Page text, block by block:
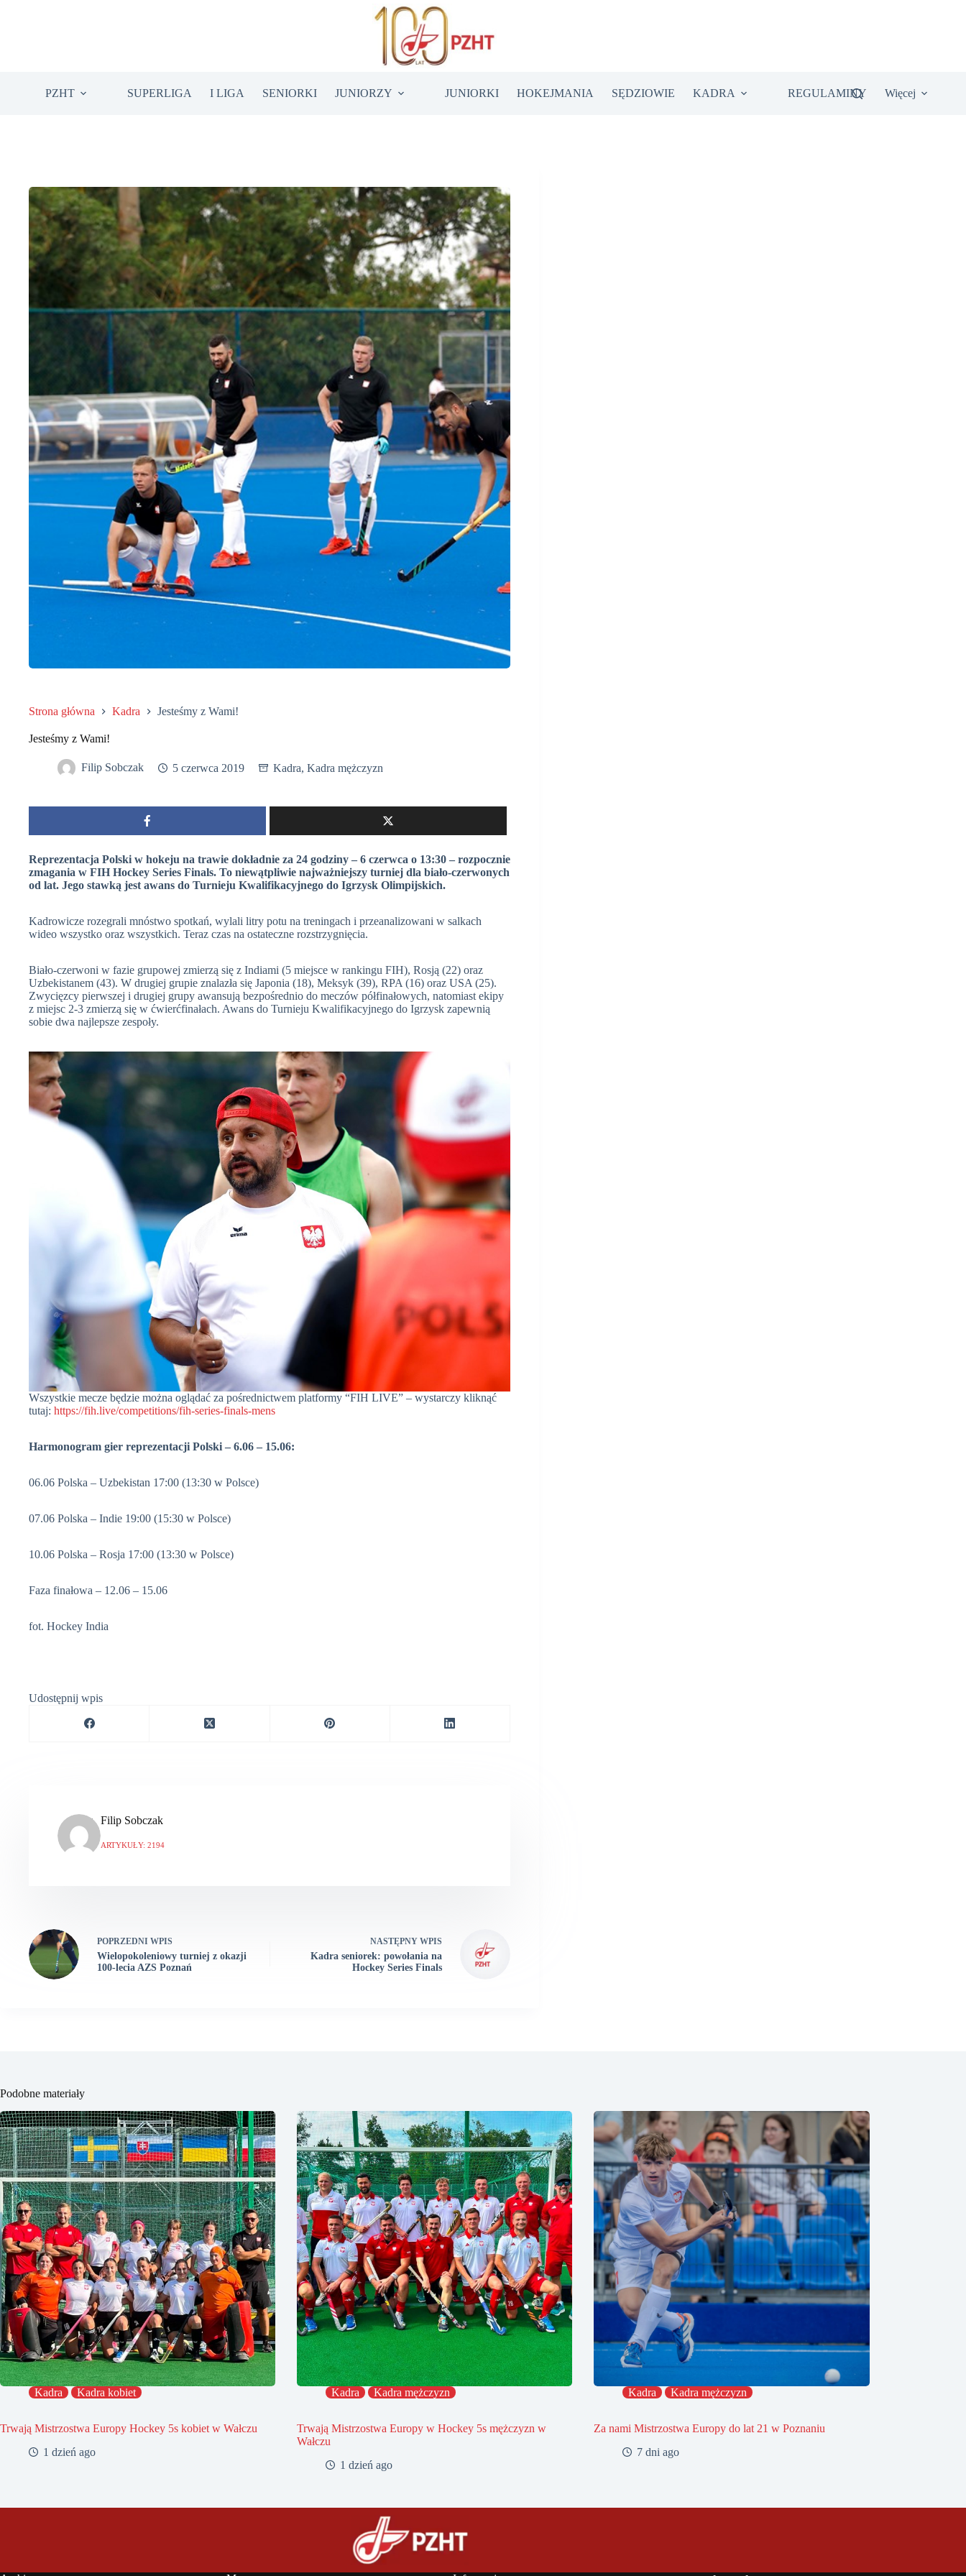
PZHT SUPERLIGA I LIGA SENIORKI JUNIORZY JUNIORKI HOKEJMANIA SĘDZIOWIE KADRA REGULAMINY Więcej
Strona główna Kadra Jesteśmy z Wami!
Jesteśmy z Wami!
Filip Sobczak 5 czerwca 2019 Kadra, Kadra mężczyzn
Reprezentacja Polski w hokeju na trawie dokładnie za 24 godziny – 6 czerwca o 13:30 – rozpocznie
zmagania w FIH Hockey Series Finals. To niewątpliwie najważniejszy turniej dla biało-czerwonych
od lat. Jego stawką jest awans do Turnieju Kwalifikacyjnego do Igrzysk Olimpijskich.
Kadrowicze rozegrali mnóstwo spotkań, wylali litry potu na treningach i przeanalizowani w salkach
wideo wszystko oraz wszystkich. Teraz czas na ostateczne rozstrzygnięcia.
Biało-czerwoni w fazie grupowej zmierzą się z Indiami (5 miejsce w rankingu FIH), Rosją (22) oraz
Uzbekistanem (43). W drugiej grupie znalazła się Japonia (18), Meksyk (39), RPA (16) oraz USA (25).
Zwycięzcy pierwszej i drugiej grupy awansują bezpośrednio do meczów półfinałowych, natomiast ekipy
z miejsc 2-3 zmierzą się w ćwierćfinałach. Awans do Turnieju Kwalifikacyjnego do Igrzysk zapewnią
sobie dwa najlepsze zespoły.
Wszystkie mecze będzie można oglądać za pośrednictwem platformy “FIH LIVE” – wystarczy kliknąć
tutaj: https://fih.live/competitions/fih-series-finals-mens
Harmonogram gier reprezentacji Polski – 6.06 – 15.06:
06.06 Polska – Uzbekistan 17:00 (13:30 w Polsce)
07.06 Polska – Indie 19:00 (15:30 w Polsce)
10.06 Polska – Rosja 17:00 (13:30 w Polsce)
Faza finałowa – 12.06 – 15.06
fot. Hockey India
Udostępnij wpis
Filip Sobczak
ARTYKUŁY: 2194
POPRZEDNI WPIS
Wielopokoleniowy turniej z okazji
100-lecia AZS Poznań
NASTĘPNY WPIS
Kadra seniorek: powołania na
Hockey Series Finals
Podobne materiały
Kadra Kadra kobiet
Trwają Mistrzostwa Europy Hockey 5s kobiet w Wałczu
1 dzień ago
Kadra Kadra mężczyzn
Trwają Mistrzostwa Europy w Hockey 5s mężczyzn w
Wałczu
1 dzień ago
Kadra Kadra mężczyzn
Za nami Mistrzostwa Europy do lat 21 w Poznaniu
7 dni ago